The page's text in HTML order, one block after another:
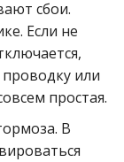
сбои.
Если не
или
простая.
В